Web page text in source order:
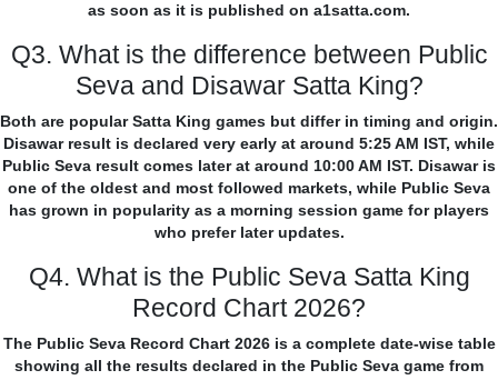
as soon as it is published on a1satta.com.
Q3. What is the difference between Public
Seva and Disawar Satta King?
Both are popular Satta King games but differ in timing and origin.
Disawar result is declared very early at around 5:25 AM IST, while
Public Seva result comes later at around 10:00 AM IST. Disawar is
one of the oldest and most followed markets, while Public Seva
has grown in popularity as a morning session game for players
who prefer later updates.
Q4. What is the Public Seva Satta King
Record Chart 2026?
The Public Seva Record Chart 2026 is a complete date-wise table
showing all the results declared in the Public Seva game from